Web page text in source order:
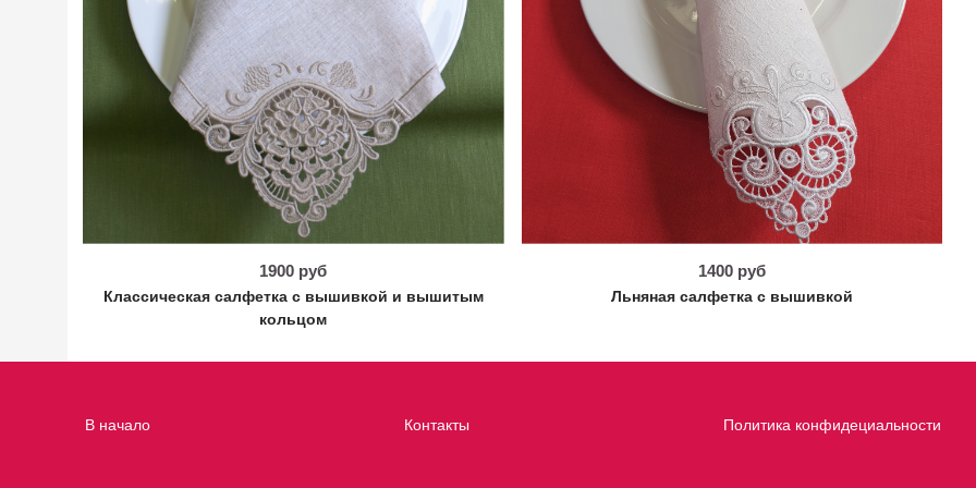
1900 руб
Классическая салфетка с вышивкой и вышитым
кольцом
1400 руб
Льняная салфетка с вышивкой
В начало Контакты Политика конфидециальности